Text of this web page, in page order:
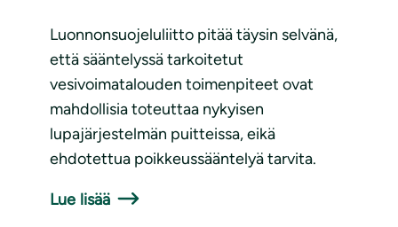
Luonnonsuojeluliitto pitää täysin selvänä,
että sääntelyssä tarkoitetut
vesivoimatalouden toimenpiteet ovat
mahdollisia toteuttaa nykyisen
lupajärjestelmän puitteissa, eikä
ehdotettua poikkeussääntelyä tarvita.
Lue lisää